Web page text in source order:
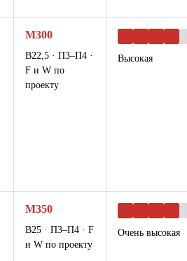
М300
В22,5 · П3–П4 ·
F и W по
проекту
Высокая
М350
В25 · П3–П4 · F
и W по проекту
Очень высокая